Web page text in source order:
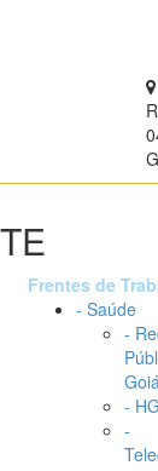
Frentes de
- Saúde
-
-
-